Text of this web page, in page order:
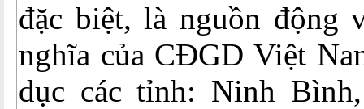
đặc biệt, là nguồn động
nghĩa của CĐGD Việt
dục các tỉnh: Ninh